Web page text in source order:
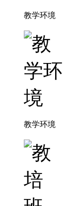
教学环境
教学环境